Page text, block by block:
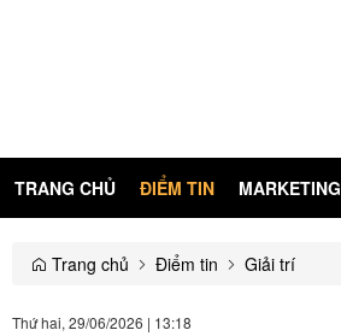
TRANG CHỦ ĐIỂM TIN MARKETING
Trang chủ Điểm tin Giải trí
Thứ hai, 29/06/2026 | 13:18